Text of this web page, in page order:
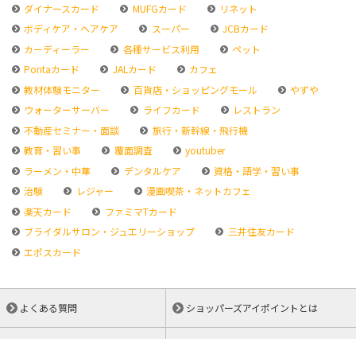
ダイナースカード
MUFGカード
リネット
ボディケア・ヘアケア
スーパー
JCBカード
カーディーラー
各種サービス利用
ペット
Pontaカード
JALカード
カフェ
教材体験モニター
百貨店・ショッピングモール
やずや
ウォーターサーバー
ライフカード
レストラン
不動産セミナー・面談
旅行・新幹線・飛行機
教育・習い事
覆面調査
youtuber
ラーメン・中華
デンタルケア
資格・語学・習い事
治験
レジャー
漫画喫茶・ネットカフェ
楽天カード
ファミマTカード
ブライダルサロン・ジュエリーショップ
三井住友カード
エポスカード
よくある質問 ショッパーズアイポイントとは